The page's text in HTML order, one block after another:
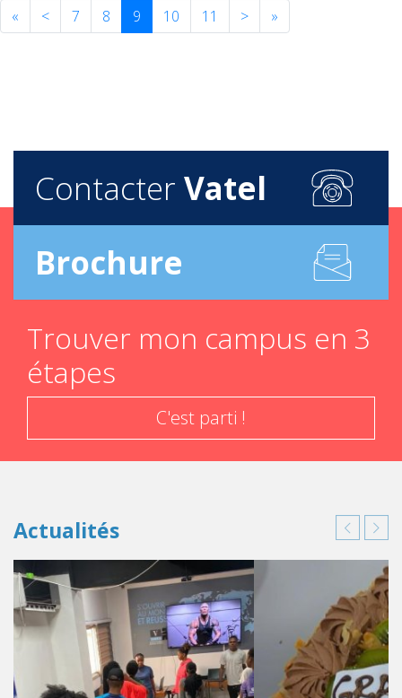
« < 7 8 9 10 11 > »
Contacter Vatel
Brochure
Trouver mon campus en 3
étapes
C'est parti !
Actualités